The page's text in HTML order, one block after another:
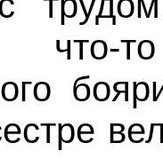
что-